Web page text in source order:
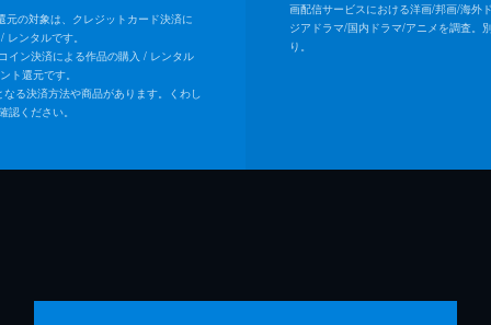
元の対象は、クレジットカード決済に
ンタルです。
イン決済による作品の購入 / レンタル
ト還元です。
なる決済方法や商品があります。くわし
認ください。
画配信サービスにおける洋画/邦画/海外
ジアドラマ/国内ドラマ/アニメを調査。
り。